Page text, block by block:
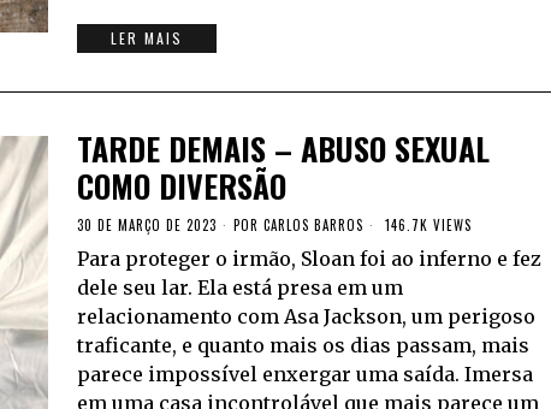
LER MAIS
TARDE DEMAIS – ABUSO SEXUAL
COMO DIVERSÃO
30 DE MARÇO DE 2023 POR CARLOS BARROS 146.7K VIEWS
Para proteger o irmão, Sloan foi ao inferno e fez
dele seu lar. Ela está presa em um
relacionamento com Asa Jackson, um perigoso
traficante, e quanto mais os dias passam, mais
parece impossível enxergar uma saída. Imersa
em uma casa incontrolável que mais parece um